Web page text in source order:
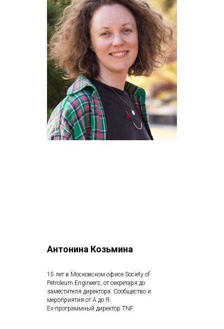
Антонина Козьмина
15 лет в Московском офисе Society of
Petroleum Engineers, от секретаря до
заместителя директора. Сообщество и
мероприятия от А до Я.
Ех-программный директор TNF.